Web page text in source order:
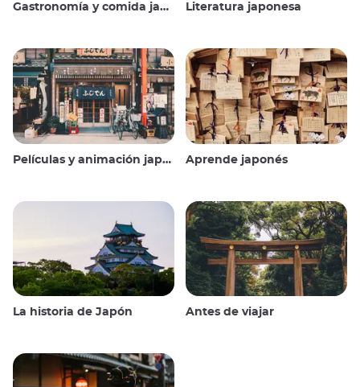
Gastronomía y comida japonesas Literatura japonesa
Películas y animación japonesas Aprende japonés
La historia de Japón Antes de viajar